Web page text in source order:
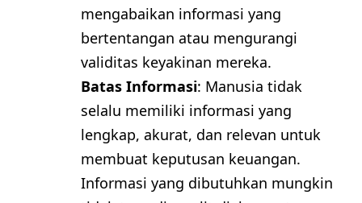
mengabaikan informasi yang
bertentangan atau mengurangi
validitas keyakinan mereka.
Batas Informasi: Manusia tidak
selalu memiliki informasi yang
lengkap, akurat, dan relevan untuk
membuat keputusan keuangan.
Informasi yang dibutuhkan mungkin